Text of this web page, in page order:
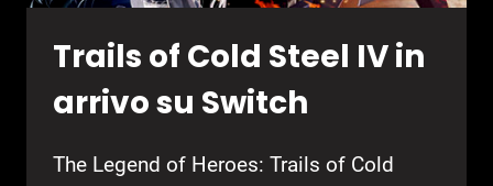
Trails of Cold Steel IV in
arrivo su Switch
The Legend of Heroes: Trails of Cold